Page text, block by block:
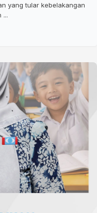
yang tular kebelakangan
...